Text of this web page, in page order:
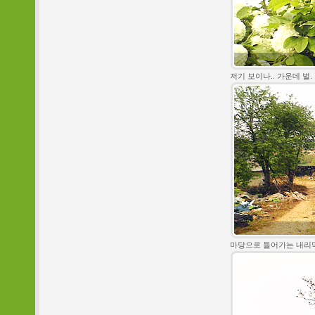
저기 보이나.. 가운데 벌.
마당으로 들어가는 내리